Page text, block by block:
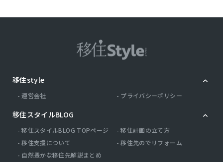
第２条（プライバシー情報の収集方法）
番号，メールアドレス，銀行口座番号，クレジットカード番号，運転
免許証番号などの個人情報をお尋ねすることがあります。また，ユー
ザーと提携先などとの間でなされたユーザーの個人情報を含む取引記
配信先などを含みます。以下，｢提携先｣といいます。）などから収集
することがあります。 当社は，ユーザーについて，利用したサービス
やソフトウエア，購入した商品，閲覧したページや広告の履歴，検索
じてご利用の場合の当該端末の通信状態，利用に際しての各種設定情
報なども含みます），IPアドレス，クッキー情報，位置情報，端末の
個体識別情報などの履歴情報および特性情報を，ユーザーが当社や提
携先のサービスを利用しまたはページを閲覧する際に収集します。
第３条（個人情報を収集・利用する目的）
移住style
運営会社 プライバシーポリシー
移住スタイルBLOG
移住スタイルBLOG TOPページ
移住計画の立て方
移住支援について
移住先のでリフォーム
自然豊かな移住先解説まとめ